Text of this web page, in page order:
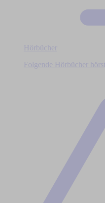
Hörbücher
Folgende Hörbücher